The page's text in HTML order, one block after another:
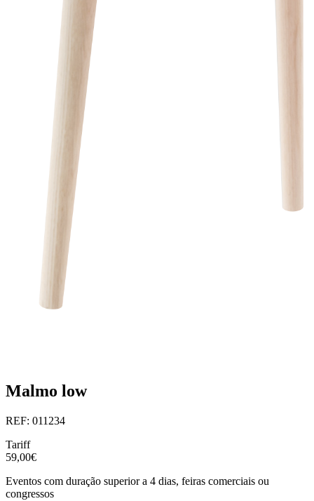
Malmo low
REF: 011234
Tariff
59,00€
Eventos com duração superior a 4 dias, feiras comerciais ou
congressos